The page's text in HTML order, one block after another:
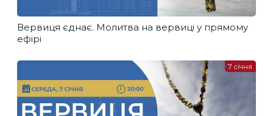
Вервиця єднає. Молитва на вервиці у прямому
ефірі
7 січня